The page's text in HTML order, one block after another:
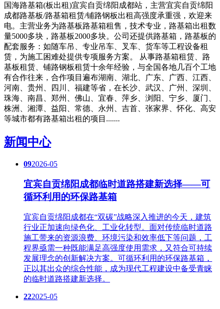
国海路基箱(板出租)宜宾自贡绵阳成都站，主营宜宾自贡绵阳
成都路基板/路基箱租赁/铺路钢板出租高强度承重强，欢迎来
电。主营业务为路基板路基箱租售，技术专业，路基箱出租数
量5000多块，路基板2000多块。公司还提供路基箱，路基板的
配套服务：如随车吊、专业吊车、叉车、货车等工程设备租
赁，为施工困难处提供专项服务方案。 从事路基箱租赁、路
基板租赁、铺路钢板租赁十余年经验，与全国各地几百个工地
有合作往来，合作项目遍布湖南、湖北、广东、广西、江西、
河南、贵州、四川、福建等省，在长沙、武汉、广州、深圳、
珠海、南昌、郑州、佛山、宜春、萍乡、浏阳、宁乡、厦门、
株洲、湘潭、益阳、常德、永州、吉首、张家界、怀化、高安
等城市都有路基箱出租的项目.......
新闻中心
092026-05
宜宾自贡绵阳成都临时道路搭建新选择——可
循环利用的环保路基箱
宜宾自贡绵阳成都在“双碳”战略深入推进的今天，建筑
行业正加速向绿色化、工业化转型。面对传统临时道路
施工带来的资源浪费、环境污染和效率低下等问题，工
程界亟需一种既能满足高强度使用需求，又符合可持续
发展理念的创新解决方案。可循环利用的环保路基箱，
正以其出众的综合性能，成为现代工程建设中备受青睐
的临时道路搭建新选择。
222025-05